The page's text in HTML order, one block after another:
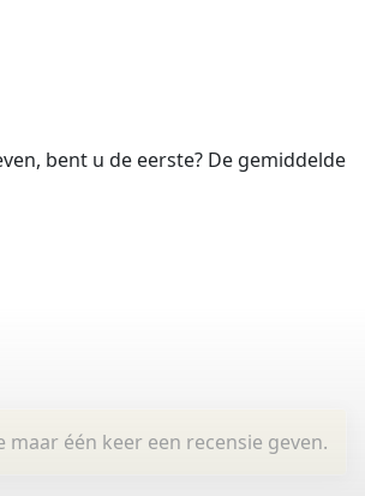
bent u de eerste? De gemiddelde
maar één keer een recensie geven.